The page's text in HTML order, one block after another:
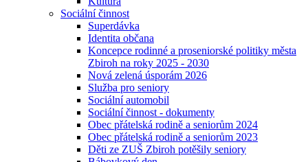
Sociální činnost
Superdávka
Identita občana
Koncepce rodinné a proseniorské politiky města
Zbiroh na roky 2025 - 2030
Nová zelená úsporám 2026
Služba pro seniory
Sociální automobil
Sociální činnost - dokumenty
Obec přátelská rodině a seniorům 2024
Obec přátelská rodině a seniorům 2023
Děti ze ZUŠ Zbiroh potěšily seniory